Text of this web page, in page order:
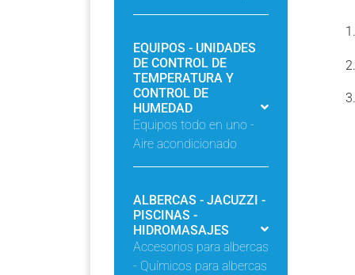
EQUIPOS - UNIDADES
DE CONTROL DE
TEMPERATURA Y
CONTROL DE
HUMEDAD
Equipos todo en uno -
Aire acondicionado
ALBERCAS - JACUZZI -
PISCINAS -
HIDROMASAJES
Accesorios para albercas
- Químicos para albercas